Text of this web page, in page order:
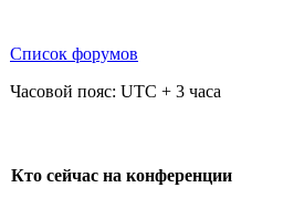
Список форумов
Часовой пояс: UTC + 3 часа
Кто сейчас на конференции